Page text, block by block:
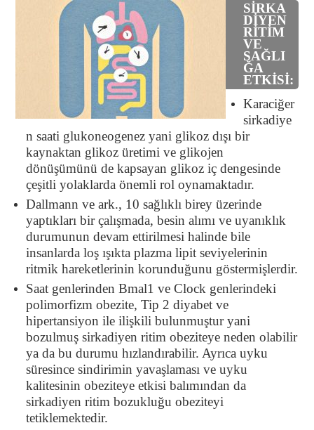
SİRKA
DİYEN
RİTİM
VE
SAĞLI
ĞA
ETKİSİ:
Karaciğer
sirkadiye
n saati glukoneogenez yani glikoz dışı bir
kaynaktan glikoz üretimi ve glikojen
dönüşümünü de kapsayan glikoz iç dengesinde
çeşitli yolaklarda önemli rol oynamaktadır.
Dallmann ve ark., 10 sağlıklı birey üzerinde
yaptıkları bir çalışmada, besin alımı ve uyanıklık
durumunun devam ettirilmesi halinde bile
insanlarda loş ışıkta plazma lipit seviyelerinin
ritmik hareketlerinin korunduğunu göstermişlerdir.
Saat genlerinden Bmal1 ve Clock genlerindeki
polimorfizm obezite, Tip 2 diyabet ve
hipertansiyon ile ilişkili bulunmuştur yani
bozulmuş sirkadiyen ritim obeziteye neden olabilir
ya da bu durumu hızlandırabilir. Ayrıca uyku
süresince sindirimin yavaşlaması ve uyku
kalitesinin obeziteye etkisi balımından da
sirkadiyen ritim bozukluğu obeziteyi
tetiklemektedir.